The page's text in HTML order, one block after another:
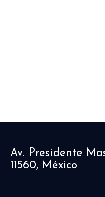
Av. Presidente
11560, México